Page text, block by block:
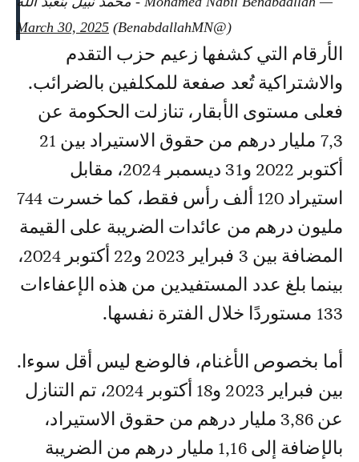
(@BenabdallahMN)
March 30, 2025
الأرقام التي كشفها زعيم حزب التقدم
والاشتراكية تُعد صفعة للمكلفين بالضرائب.
فعلى مستوى الأبقار، تنازلت الحكومة عن
7,3 مليار درهم من حقوق الاستيراد بين 21
أكتوبر 2022 و31 ديسمبر 2024، مقابل
استيراد 120 ألف رأس فقط، كما خسرت 744
مليون درهم من عائدات الضريبة على القيمة
المضافة بين 3 فبراير 2023 و22 أكتوبر 2024،
بينما بلغ عدد المستفيدين من هذه الإعفاءات
133 مستوردًا خلال الفترة نفسها.
أما بخصوص الأغنام، فالوضع ليس أقل سوءا.
بين فبراير 2023 و18 أكتوبر 2024، تم التنازل
عن 3,86 مليار درهم من حقوق الاستيراد،
بالإضافة إلى 1,16 مليار درهم من الضريبة